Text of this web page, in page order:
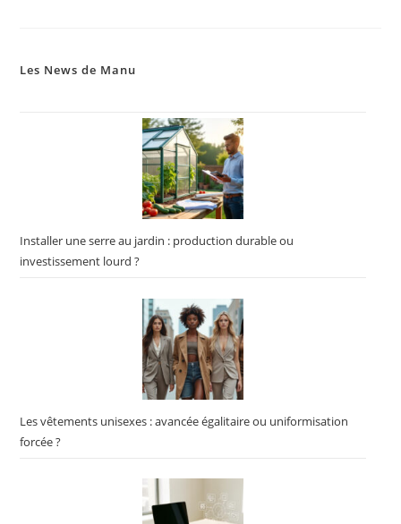
Les News de Manu
Installer une serre au jardin : production durable ou
investissement lourd ?
Les vêtements unisexes : avancée égalitaire ou uniformisation
forcée ?